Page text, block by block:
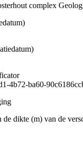
complex
4b72-ba60-
de dikte (m) van de